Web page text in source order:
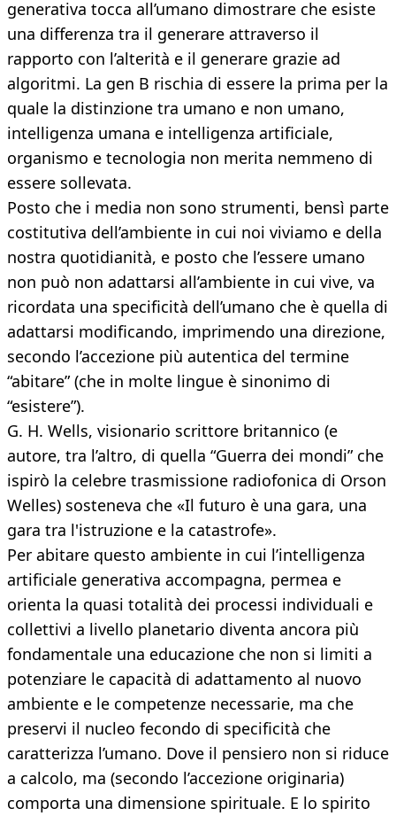
generativa tocca all’umano dimostrare che esiste
una differenza tra il generare attraverso il
rapporto con l’alterità e il generare grazie ad
algoritmi. La gen B rischia di essere la prima per la
quale la distinzione tra umano e non umano,
intelligenza umana e intelligenza artificiale,
organismo e tecnologia non merita nemmeno di
essere sollevata.
Posto che i media non sono strumenti, bensì parte
costitutiva dell’ambiente in cui noi viviamo e della
nostra quotidianità, e posto che l’essere umano
non può non adattarsi all’ambiente in cui vive, va
ricordata una specificità dell’umano che è quella di
adattarsi modificando, imprimendo una direzione,
secondo l’accezione più autentica del termine
“abitare” (che in molte lingue è sinonimo di
“esistere”).
G. H. Wells, visionario scrittore britannico (e
autore, tra l’altro, di quella “Guerra dei mondi” che
ispirò la celebre trasmissione radiofonica di Orson
Welles) sosteneva che «Il futuro è una gara, una
gara tra l'istruzione e la catastrofe».
Per abitare questo ambiente in cui l’intelligenza
artificiale generativa accompagna, permea e
orienta la quasi totalità dei processi individuali e
collettivi a livello planetario diventa ancora più
fondamentale una educazione che non si limiti a
potenziare le capacità di adattamento al nuovo
ambiente e le competenze necessarie, ma che
preservi il nucleo fecondo di specificità che
caratterizza l’umano. Dove il pensiero non si riduce
a calcolo, ma (secondo l’accezione originaria)
comporta una dimensione spirituale. E lo spirito